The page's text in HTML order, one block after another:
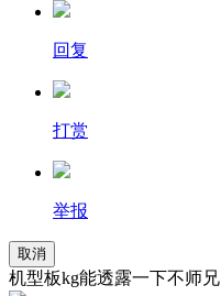
回复
打赏
举报
取消
机型板kg能透露一下不师兄